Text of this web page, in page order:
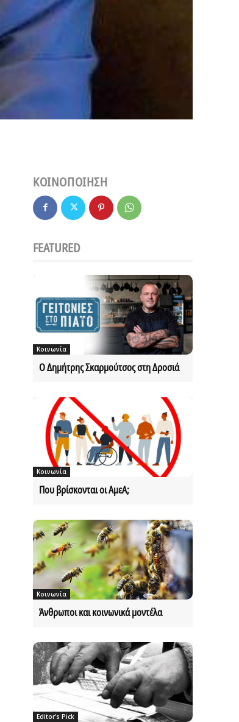
ΚΟΙΝΟΠΟΙΗΣΗ
FEATURED
Κοινωνία
Ο Δημήτρης Σκαρμούτσος στη Δροσιά
Κοινωνία
Που βρίσκονται οι ΑμεΑ;
Κοινωνία
Άνθρωποι και κοινωνικά μοντέλα
Editor's Pick